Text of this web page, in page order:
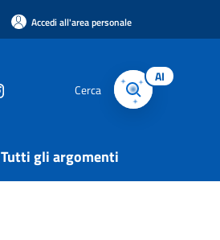
Accedi all'area personale
Cerca
AI
Tutti gli argomenti